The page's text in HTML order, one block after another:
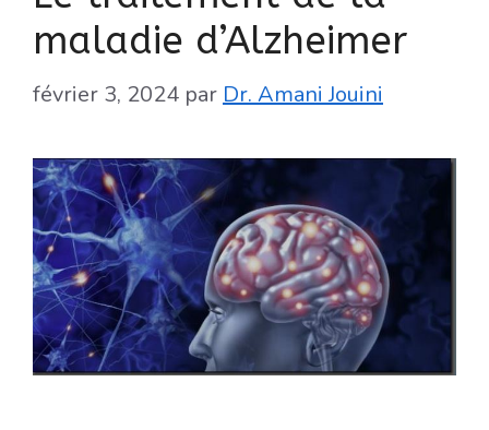
maladie d’Alzheimer
février 3, 2024 par Dr. Amani Jouini